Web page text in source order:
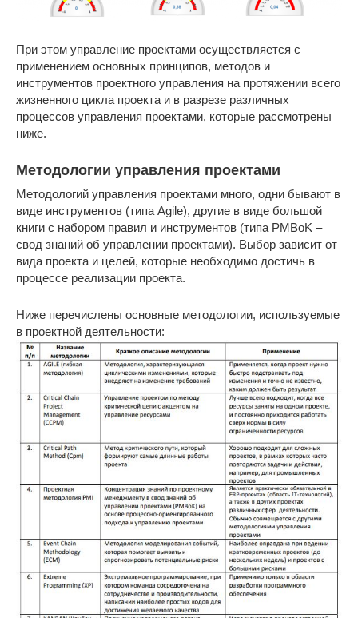
При этом управление проектами осуществляется с
применением основных принципов, методов и
инструментов проектного управления на протяжении всего
жизненного цикла проекта и в разрезе различных
процессов управления проектами, которые рассмотрены
ниже.
Методологии управления проектами
Методологий управления проектами много, одни бывают в
виде инструментов (типа Agile), другие в виде большой
книги с набором правил и инструментов (типа PMBoK –
свод знаний об управлении проектами). Выбор зависит от
вида проекта и целей, которые необходимо достичь в
процессе реализации проекта.
Ниже перечислены основные методологии, используемые
в проектной деятельности: